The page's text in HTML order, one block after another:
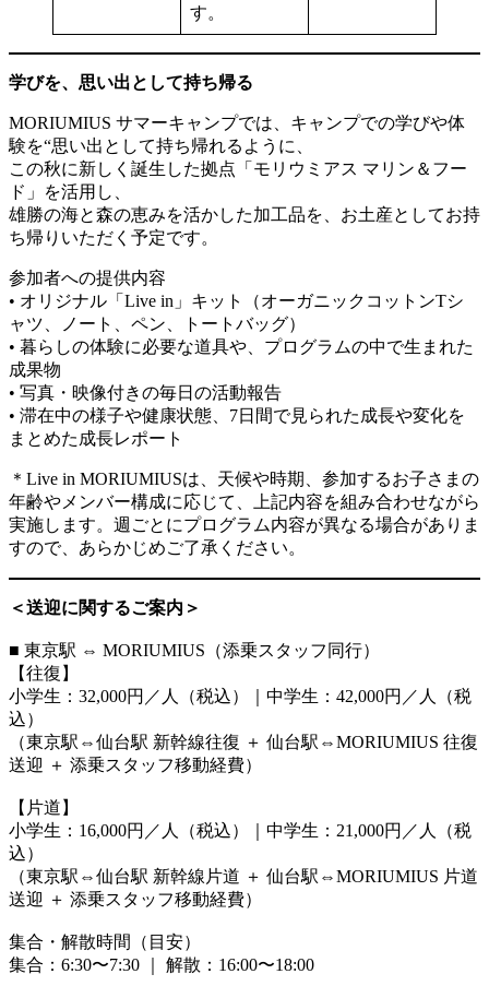
す。
学びを、思い出として持ち帰る
MORIUMIUS サマーキャンプでは、キャンプでの学びや体
験を“思い出として持ち帰れるように、
この秋に新しく誕生した拠点「モリウミアス マリン＆フー
ド」を活用し、
雄勝の海と森の恵みを活かした加工品を、お土産としてお持
ち帰りいただく予定です。
参加者への提供内容
• オリジナル「Live in」キット（オーガニックコットンTシ
ャツ、ノート、ペン、トートバッグ）
• 暮らしの体験に必要な道具や、プログラムの中で生まれた
成果物
• 写真・映像付きの毎日の活動報告
• 滞在中の様子や健康状態、7日間で見られた成長や変化を
まとめた成長レポート
＊Live in MORIUMIUSは、天候や時期、参加するお子さまの
年齢やメンバー構成に応じて、上記内容を組み合わせながら
実施します。週ごとにプログラム内容が異なる場合がありま
すので、あらかじめご了承ください。
＜送迎に関するご案内＞
■ 東京駅 ⇔ MORIUMIUS（添乗スタッフ同行）
【往復】
小学生：32,000円／人（税込）｜中学生：42,000円／人（税
込）
（東京駅⇔仙台駅 新幹線往復 ＋ 仙台駅⇔MORIUMIUS 往復
送迎 ＋ 添乗スタッフ移動経費）
【片道】
小学生：16,000円／人（税込）｜中学生：21,000円／人（税
込）
（東京駅⇔仙台駅 新幹線片道 ＋ 仙台駅⇔MORIUMIUS 片道
送迎 ＋ 添乗スタッフ移動経費）
集合・解散時間（目安）
集合：6:30〜7:30 ｜ 解散：16:00〜18:00